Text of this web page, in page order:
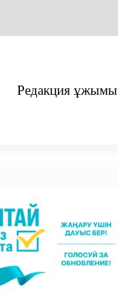
Редакция ұжымы